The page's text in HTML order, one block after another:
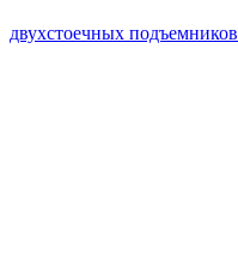
двухстоечных подъемников